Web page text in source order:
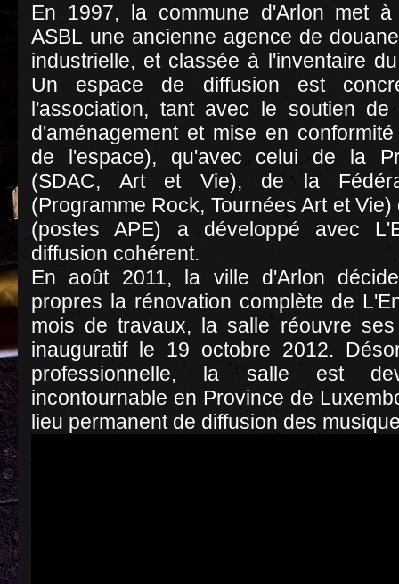
En 1997, la commune d'Arlon met
ASBL une ancienne agence de
industrielle, et classée à l'inventaire
Un espace de diffusion est
l'association, tant avec le soutien
d'aménagement et mise en
de l'espace), qu'avec celui de la
(SDAC, Art et Vie), de la
(Programme Rock, Tournées Art et
(postes APE) a développé avec
diffusion cohérent.
En août 2011, la ville d'Arlon
propres la rénovation complète de
mois de travaux, la salle réouvre
inauguratif le 19 octobre 2012.
professionnelle, la salle est
incontournable en Province de
lieu permanent de diffusion des